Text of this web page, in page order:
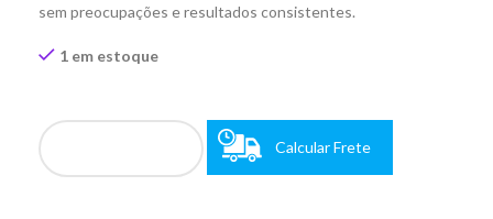
sem preocupações e resultados consistentes.
1 em estoque
Calcular Frete